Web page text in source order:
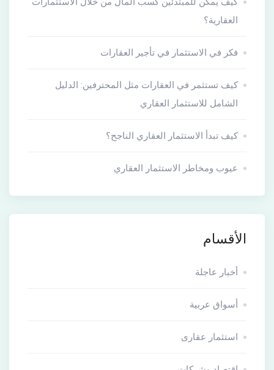
العقارية؟
فكر في الاستثمار في تأجير العقارات
كيف تستثمر في العقارات مثل المحترفين: الدليل
الشامل للاستثمار العقاري
كيف تبدأ الاستثمار العقاري الناجح؟
عيوب ومخاطر الاستثمار العقاري
الأقسام
أخبار عاجلة
أسواق عربية
استثمار عقارى